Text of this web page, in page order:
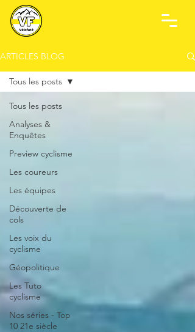
ARTICLES BLOG
Tous les posts
Analyses &
Enquêtes
Preview cyclisme
Les coureurs
Les équipes
Découverte de
cols
Les voix du
cyclisme
Géopolitique
Les Tuto
cyclisme
Nos séries - Top
10 21e siècle
Tous les posts